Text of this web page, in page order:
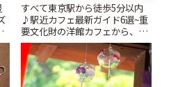
すべて東京駅から徒歩5分以内
♪駅近カフェ最新ガイド6選~重
要文化財の洋館カフェから、改
札すぐのレトロ喫茶まで~ | こと
りっぷ